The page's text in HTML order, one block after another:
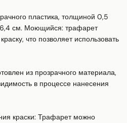
пластика, толщиной 0,5
см. Моющийся: трафарет
что позволяет использовать
из прозрачного материала,
в процессе нанесения
краски: Трафарет можно